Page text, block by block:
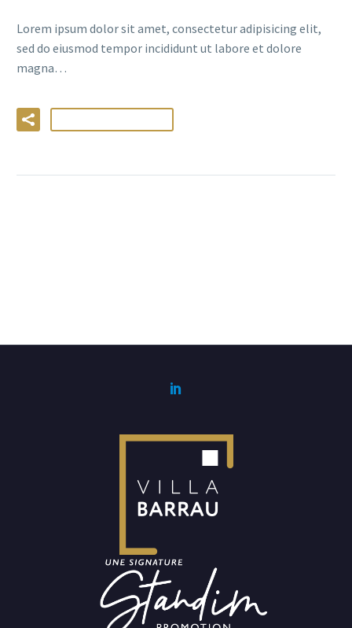
Lorem ipsum dolor sit amet, consectetur adipisicing elit,
sed do eiusmod tempor incididunt ut labore et dolore
magna…